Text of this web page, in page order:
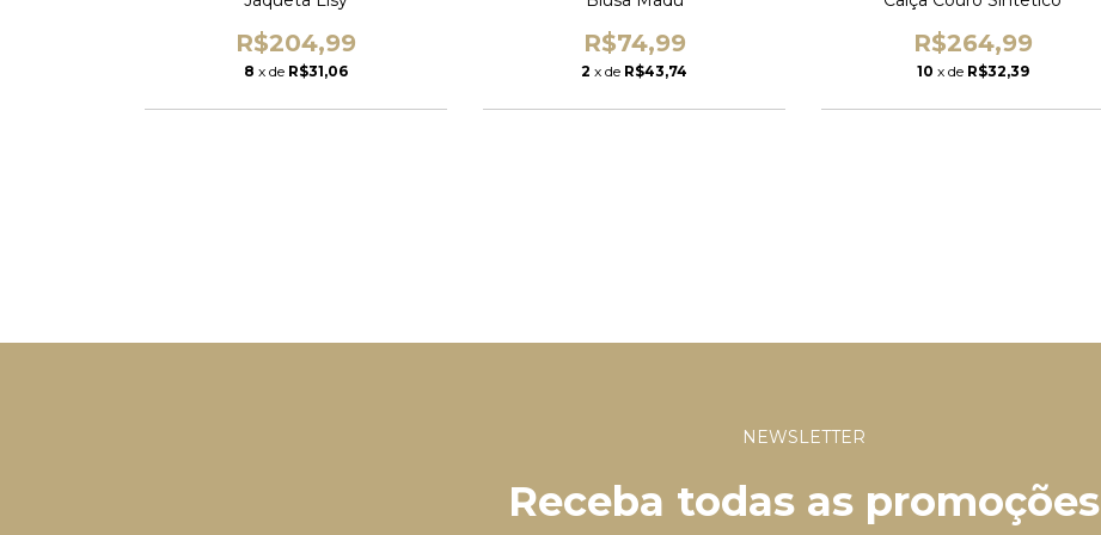
R$204,99
8 x de R$31,06
R$74,99
2 x de R$43,74
R$264,99
10 x de R$32,39
NEWSLETTER
Receba todas as promoções